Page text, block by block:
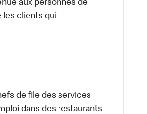
aux personnes de
les clients qui
de file des services
dans des restaurants